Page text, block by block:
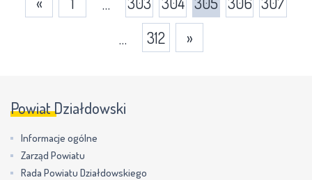
…
312 »
Powiat Działdowski
Informacje ogólne
Zarząd Powiatu
Rada Powiatu Działdowskiego